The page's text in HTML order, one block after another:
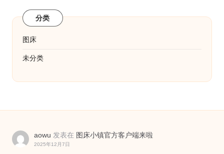
分类
图床
未分类
aowu 发表在 图床小镇官方客户端来啦
2025年12月7日